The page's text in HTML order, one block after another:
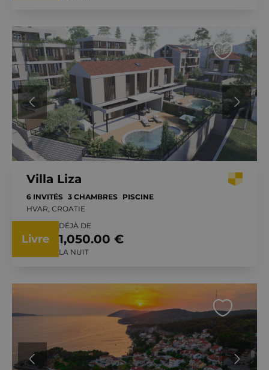
Villa Liza
6 INVITÉS 3 CHAMBRES PISCINE
HVAR, CROATIE
Livre
DÉJÀ DE
1,050.00 €
LA NUIT